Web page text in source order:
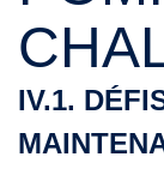
IV.1.